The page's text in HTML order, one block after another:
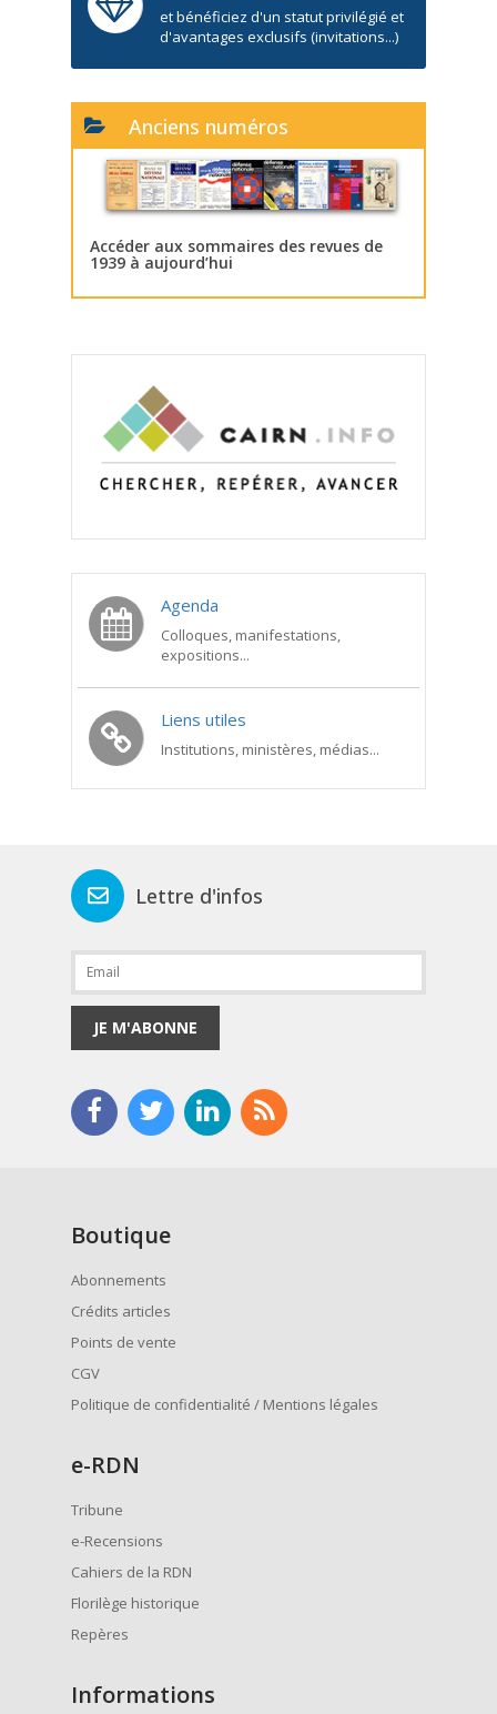
et bénéficiez d'un statut privilégié et
d'avantages exclusifs (invitations...)
Anciens numéros
Accéder aux sommaires des revues de
1939 à aujourd’hui
Agenda
Colloques, manifestations,
expositions...
Liens utiles
Institutions, ministères, médias...
Lettre d'infos
JE M'ABONNE
Boutique
Abonnements
Crédits articles
Points de vente
CGV
Politique de confidentialité / Mentions légales
e-RDN
Tribune
e-Recensions
Cahiers de la RDN
Florilège historique
Repères
Informations